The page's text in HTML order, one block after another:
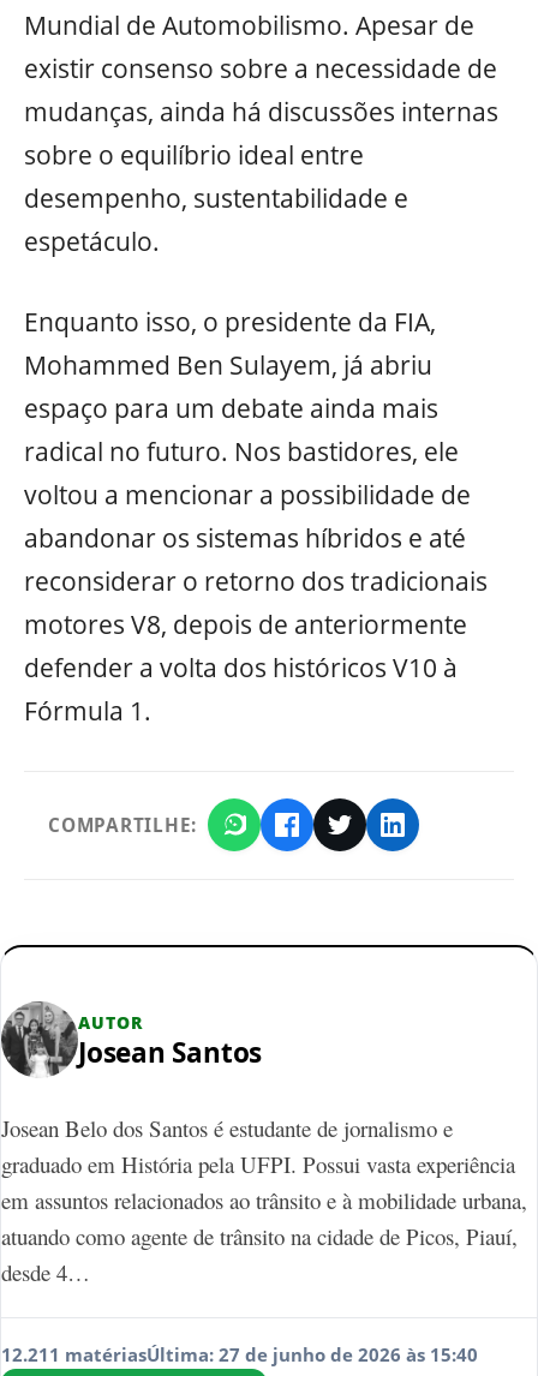
Mundial de Automobilismo. Apesar de
existir consenso sobre a necessidade de
mudanças, ainda há discussões internas
sobre o equilíbrio ideal entre
desempenho, sustentabilidade e
espetáculo.
Enquanto isso, o presidente da FIA,
Mohammed Ben Sulayem, já abriu
espaço para um debate ainda mais
radical no futuro. Nos bastidores, ele
voltou a mencionar a possibilidade de
abandonar os sistemas híbridos e até
reconsiderar o retorno dos tradicionais
motores V8, depois de anteriormente
defender a volta dos históricos V10 à
Fórmula 1.
COMPARTILHE:
AUTOR
Josean Santos
Josean Belo dos Santos é estudante de jornalismo e
graduado em História pela UFPI. Possui vasta experiência
em assuntos relacionados ao trânsito e à mobilidade urbana,
atuando como agente de trânsito na cidade de Picos, Piauí,
desde 4…
12.211 matériasÚltima: 27 de junho de 2026 às 15:40